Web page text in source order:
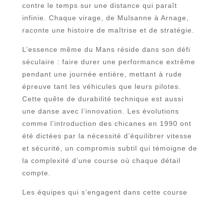
contre le temps sur une distance qui paraît
infinie. Chaque virage, de Mulsanne à Arnage,
raconte une histoire de maîtrise et de stratégie.
L’essence même du Mans réside dans son défi
séculaire : faire durer une performance extrême
pendant une journée entière, mettant à rude
épreuve tant les véhicules que leurs pilotes.
Cette quête de durabilité technique est aussi
une danse avec l’innovation. Les évolutions
comme l’introduction des chicanes en 1990 ont
été dictées par la nécessité d’équilibrer vitesse
et sécurité, un compromis subtil qui témoigne de
la complexité d’une course où chaque détail
compte.
Les équipes qui s’engagent dans cette course